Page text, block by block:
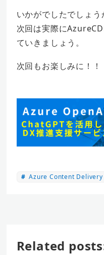
いかがでしたでしょう
次回は実際に
ていきましょう。
次回もお楽しみに！！
Azure Content
Related